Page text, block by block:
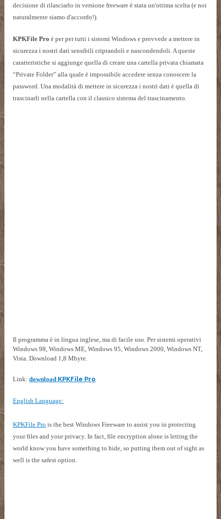
decisione di rilasciarlo in versione freeware è stata un'ottima scelta (e noi
naturalmente siamo d'accordo!).
KPKFile Pro è per per tutti i sistemi Windows e provvede a mettere in
sicurezza i nostri dati sensibili criptandoli e nascondendoli. A queste
caratteristiche si aggiunge quella di creare una cartella privata chiamata
“Private Folder” alla quale è impossibile accedere senza conoscere la
password. Una modalità di mettere in sicurezza i nostri dati è quella di
trascinarli nella cartella con il classico sistema del trascinamento.
Il programma è in lingua inglese, ma di facile uso. Per sistemi operativi
Windows 98, Windows ME, Windows 95, Windows 2000, Windows NT,
Vista. Download 1,8 Mbyte.
Link:download KPKFile Pro
English Language:
KPKFile Pro is the best Windows Freeware to assist you in protecting
your files and your privacy. In fact, file encryption alone is letting the
world know you have something to hide, so putting them out of sight as
well is the safest option.